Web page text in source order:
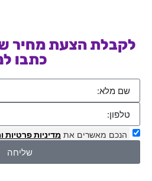
לקבלת הצעת מחיר
כתבו
הנכם מאשרים את מדיניות פרטיות
שליחה